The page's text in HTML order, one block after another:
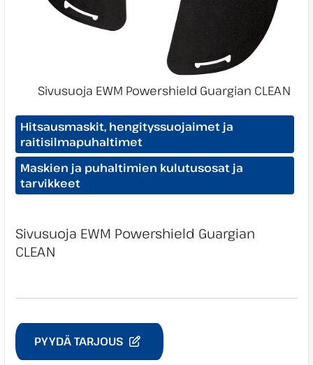
Tuotekategoriat:
Hitsausmaskit, hengityssuojaimet ja
raitisilmapuhaltimet
Maskien ja puhaltimien kulutusosat ja
tarvikkeet
Sivusuoja EWM Powershield Guargian
CLEAN
PYYDÄ TARJOUS